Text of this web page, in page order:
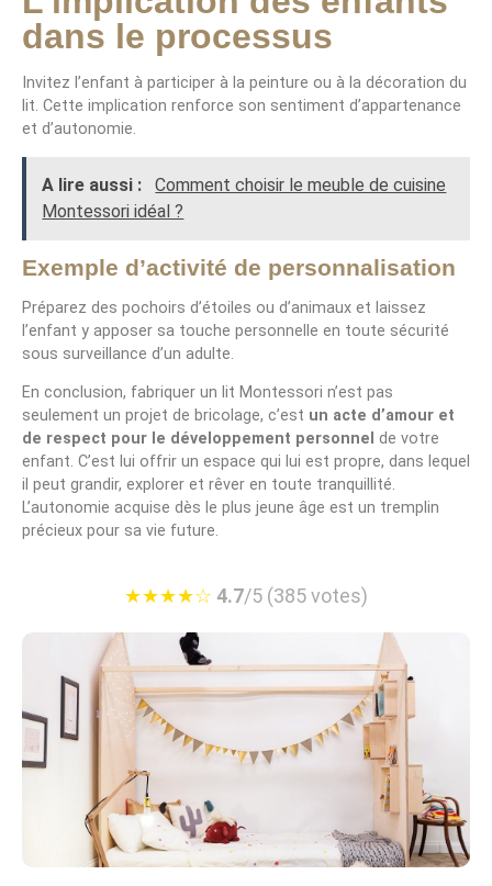
dans le processus
Invitez l’enfant à participer à la peinture ou à la décoration du
lit. Cette implication renforce son sentiment d’appartenance
et d’autonomie.
A lire aussi :
Comment choisir le meuble de cuisine
Montessori idéal ?
Exemple d’activité de personnalisation
Préparez des pochoirs d’étoiles ou d’animaux et laissez
l’enfant y apposer sa touche personnelle en toute sécurité
sous surveillance d’un adulte.
En conclusion, fabriquer un lit Montessori n’est pas
seulement un projet de bricolage, c’est un acte d’amour et
de respect pour le développement personnel de votre
enfant. C’est lui offrir un espace qui lui est propre, dans lequel
il peut grandir, explorer et rêver en toute tranquillité.
L’autonomie acquise dès le plus jeune âge est un tremplin
précieux pour sa vie future.
★★★★☆ 4.7/5 (385 votes)